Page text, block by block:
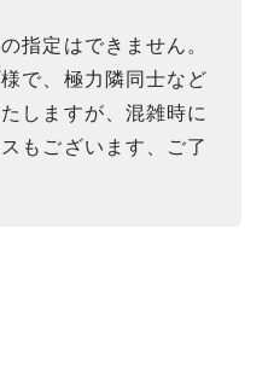
指定はできません。
で、極力隣同士など
しますが、混雑時に
もございます、ご了